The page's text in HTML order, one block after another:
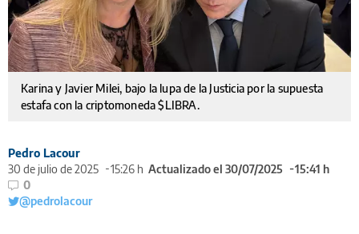
Karina y Javier Milei, bajo la lupa de la Justicia por la supuesta
estafa con la criptomoneda $LIBRA.
Pedro Lacour
30 de julio de 2025
15:26 h Actualizado el 30/07/2025
15:41 h
0
@pedrolacour